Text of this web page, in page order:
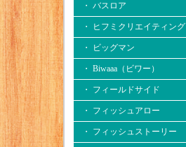
・ バスロア
・ ヒフミクリエイティング
・ ビッグマン
・ Biwaaa（ビワー）
・ フィールドサイド
・ フィッシュアロー
・ フィッシュストーリー